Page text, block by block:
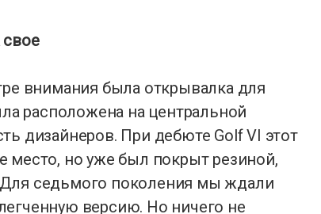
внимания была открывалка для
расположена на центральной
дизайнеров. При дебюте Golf VI этот
место, но уже был покрыт резиной,
седьмого поколения мы ждали
версию. Но ничего не